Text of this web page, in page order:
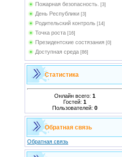
Пожарная безопасность. [3]
День Республики [3]
Родительский контроль [14]
Точка роста [16]
Президентские состязания [0]
Доступная среда [86]
Статистика
Онлайн всего: 1
Гостей: 1
Пользователей: 0
Обратная связь
Обратная связь